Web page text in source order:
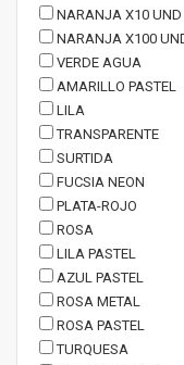
NARANJA X10 UND
NARANJA X100
VERDE AGUA
AMARILLO PASTEL
LILA
TRANSPARENTE
SURTIDA
FUCSIA NEON
PLATA-ROJO
ROSA
LILA PASTEL
AZUL PASTEL
ROSA METAL
ROSA PASTEL
TURQUESA